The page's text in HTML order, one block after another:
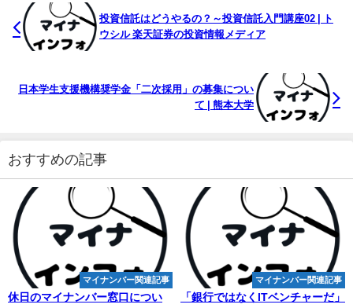
投資信託はどうやるの？～投資信託入門講座02 | ト
ウシル 楽天証券の投資情報メディア
日本学生支援機構奨学金「二次採用」の募集につい
て | 熊本大学
おすすめの記事
マイナンバー関連記事
休日のマイナンバー窓口につい
マイナンバー関連記事
「銀行ではなくITベンチャーだ」